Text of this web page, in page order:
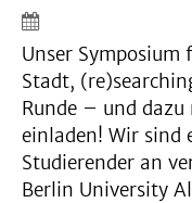
Unser
Stadt,
Runde – und
einladen! Wir sind
Studierender an
Berlin University